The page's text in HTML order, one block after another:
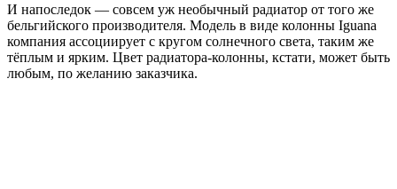
И напоследок — совсем уж необычный радиатор от того же
бельгийского производителя. Модель в виде колонны Iguana
компания ассоциирует с кругом солнечного света, таким же
тёплым и ярким. Цвет радиатора-колонны, кстати, может быть
любым, по желанию заказчика.